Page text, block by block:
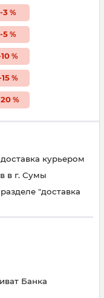
-3 %
-5 %
10 %
15%
20%
курьером
в г. Сумы
"доставка
Банка